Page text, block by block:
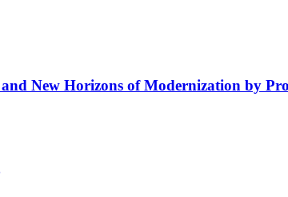
New Horizons of Modernization by